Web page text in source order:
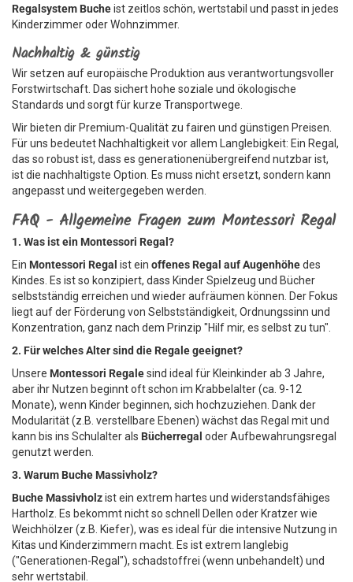
Regalsystem Bucheist zeitlos schön, wertstabil und passt in jedes
Kinderzimmer oder Wohnzimmer.
Nachhaltig & günstig
Wir setzen auf europäische Produktion aus verantwortungsvoller
Forstwirtschaft. Das sichert hohe soziale und ökologische
Standards und sorgt für kurze Transportwege.
Wir bieten dir Premium-Qualität zu fairen und günstigen Preisen.
Für uns bedeutet Nachhaltigkeit vor allem Langlebigkeit: Ein Regal,
das so robust ist, dass es generationenübergreifend nutzbar ist,
ist die nachhaltigste Option. Es muss nicht ersetzt, sondern kann
angepasst und weitergegeben werden.
FAQ - Allgemeine Fragen zum Montessori Regal
1. Was ist ein Montessori Regal?
Ein Montessori Regal ist ein offenes Regal auf Augenhöhedes
Kindes. Es ist so konzipiert, dass Kinder Spielzeug und Bücher
selbstständig erreichen und wieder aufräumen können. Der Fokus
liegt auf der Förderung von Selbstständigkeit, Ordnungssinn und
Konzentration, ganz nach dem Prinzip "Hilf mir, es selbst zu tun".
2. Für welches Alter sind die Regale geeignet?
Unsere Montessori Regalesind ideal für Kleinkinder ab 3 Jahre,
aber ihr Nutzen beginnt oft schon im Krabbelalter (ca. 9-12
Monate), wenn Kinder beginnen, sich hochzuziehen. Dank der
Modularität (z.B. verstellbare Ebenen) wächst das Regal mit und
kann bis ins Schulalter als Bücherregal oder Aufbewahrungsregal
genutzt werden.
3. Warum Buche Massivholz?
Buche Massivholzist ein extrem hartes und widerstandsfähiges
Hartholz. Es bekommt nicht so schnell Dellen oder Kratzer wie
Weichhölzer (z.B. Kiefer), was es ideal für die intensive Nutzung in
Kitas und Kinderzimmern macht. Es ist extrem langlebig
("Generationen-Regal"), schadstoffrei (wenn unbehandelt) und
sehr wertstabil.